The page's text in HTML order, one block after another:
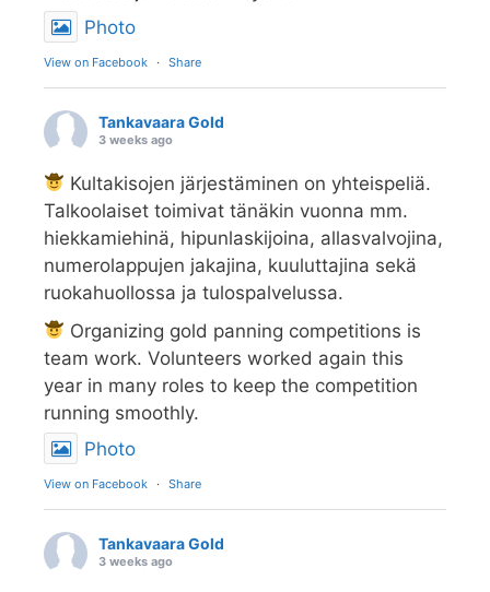
Photo
View on Facebook · Share
Tankavaara Gold
3 weeks ago
Kultakisojen järjestäminen on yhteispeliä.
Talkoolaiset toimivat tänäkin vuonna mm.
hiekkamiehinä, hipunlaskijoina, allasvalvojina,
numerolappujen jakajina, kuuluttajina sekä
ruokahuollossa ja tulospalvelussa.
Organizing gold panning competitions is
team work. Volunteers worked again this
year in many roles to keep the competition
running smoothly.
Photo
View on Facebook · Share
Tankavaara Gold
3 weeks ago